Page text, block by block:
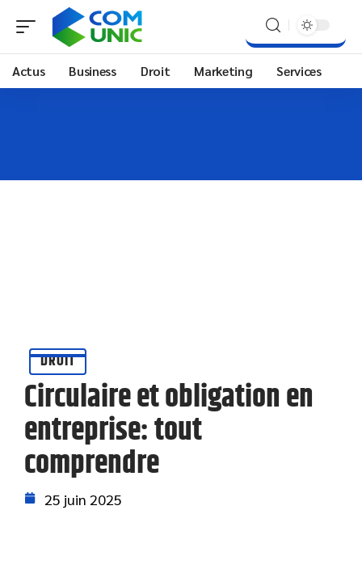
Actus Business Droit Marketing Services
DROIT
Circulaire et obligation en
entreprise: tout
comprendre
25 juin 2025